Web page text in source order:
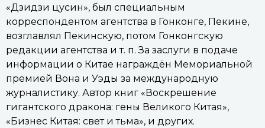
«Дзидзи цусин», был специальным
корреспондентом агентства в Гонконге, Пекине,
возглавлял Пекинскую, потом Гонконгскую
редакции агентства и т. п. За заслуги в подаче
информации о Китае награждён Мемориальной
премией Вона и Уэды за международную
журналистику. Автор книг «Воскрешение
гигантского дракона: гены Великого Китая»,
«Бизнес Китая: свет и тьма», и других.